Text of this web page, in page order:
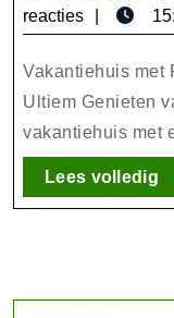
reacties
Vakantiehuis met
Ultiem Genieten
vakantiehuis met
Lees volledig